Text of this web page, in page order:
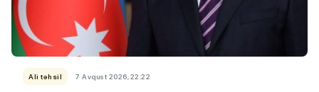
Ali təhsil 7 Avqust 2026, 22:22